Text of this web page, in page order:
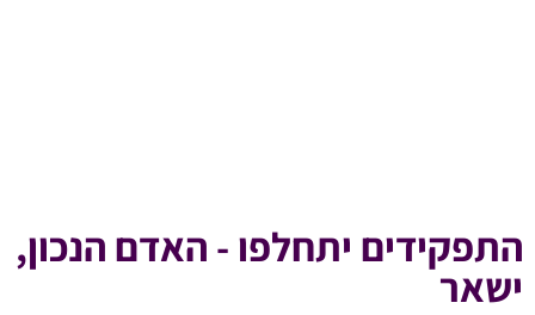
התפקידים יתחלפו - האדם הנכון,
ישאר